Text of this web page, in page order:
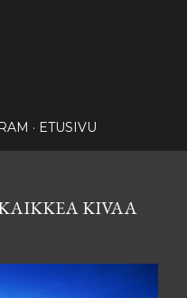
ETUSIVU
KIVAA